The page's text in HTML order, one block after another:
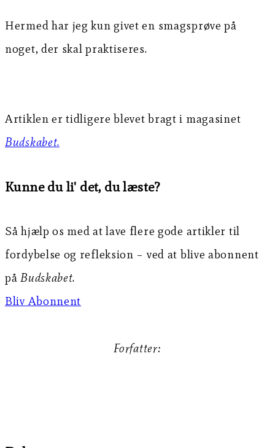
Hermed har jeg kun givet en smagsprøve på
noget, der skal praktiseres.
Artiklen er tidligere blevet bragt i magasinet
Budskabet.
Kunne du li' det, du læste?
Så hjælp os med at lave flere gode artikler til
fordybelse og refleksion – ved at blive abonnent
påBudskabet.
Bliv Abonnent
Forfatter: